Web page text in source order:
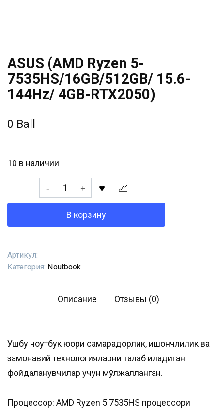
ASUS (AMD Ryzen 5-
7535HS/16GB/512GB/ 15.6-
144Hz/ 4GB-RTX2050)
0 Ball
10 в наличии
Количество
товара
15.6-
RTX2050)
В корзину
Артикул:
Категория: Noutbook
Описание Отзывы (0)
Ушбу ноутбук юқори самарадорлик, ишончлилик ва
замонавий технологияларни талаб қиладиган
фойдаланувчилар учун мўлжалланган.
Процессор: AMD Ryzen 5 7535HS процессори